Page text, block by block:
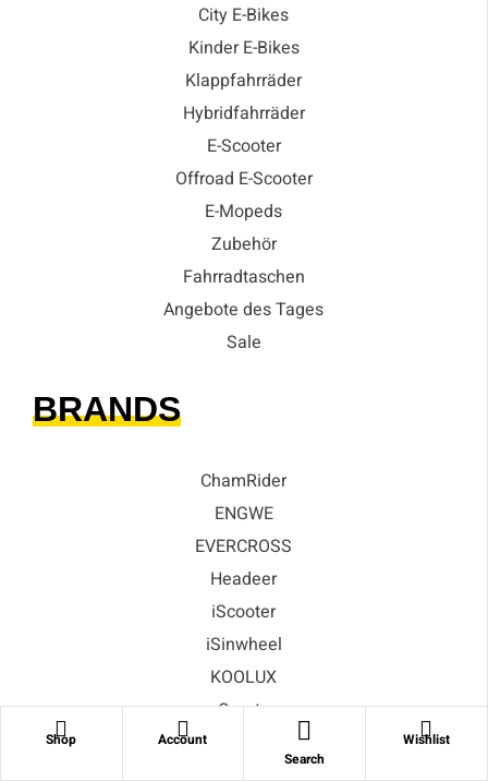
Shop
Account
Search
Wishlist
City E-Bikes
Kinder E-Bikes
Klappfahrräder
Hybridfahrräder
E-Scooter
Offroad E-Scooter
E-Mopeds
Zubehör
Fahrradtaschen
Angebote des Tages
Sale
BRANDS
ChamRider
ENGWE
EVERCROSS
Headeer
iScooter
iSinwheel
KOOLUX
Qreate